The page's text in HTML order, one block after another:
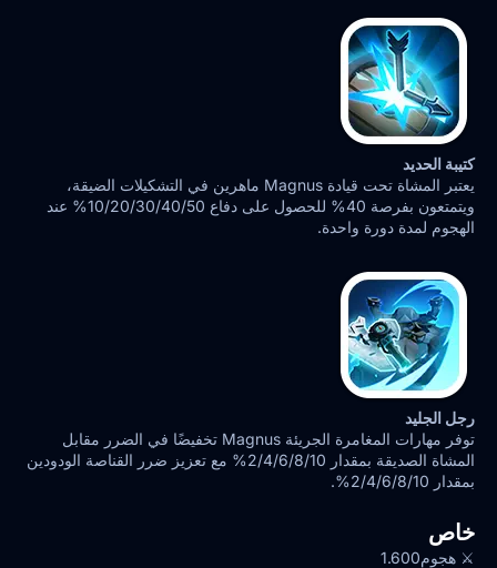
كتيبة الحديد
يعتبر المشاة تحت قيادة Magnus ماهرين في التشكيلات الضيقة،
ويتمتعون بفرصة 40% للحصول على دفاع 10/20/30/40/50% عند
الهجوم لمدة دورة واحدة.
رجل الجليد
توفر مهارات المغامرة الجريئة Magnus تخفيضًا في الضرر مقابل
المشاة الصديقة بمقدار 2/4/6/8/10% مع تعزيز ضرر القناصة الودودين
بمقدار 2/4/6/8/10%.
خاص
⚔️ هجوم1.600